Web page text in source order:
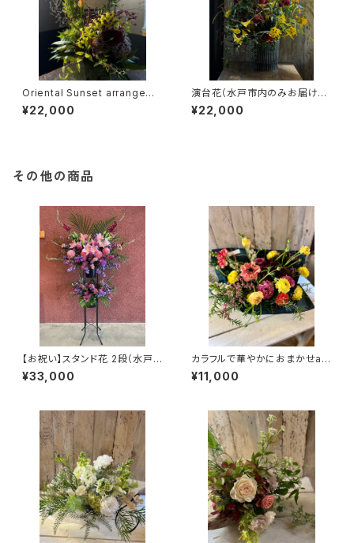
Oriental Sunset arrangeme
nt（TA34）
¥22,000
演台花（水戸市内のみお届け
可）（TA32）
¥22,000
その他の商品
【お祝い】スタンド花 2段（水戸
市内のみお届け可）（TS3）
¥33,000
カラフルで華やかにおまかせarr
angement（TA23）
¥11,000